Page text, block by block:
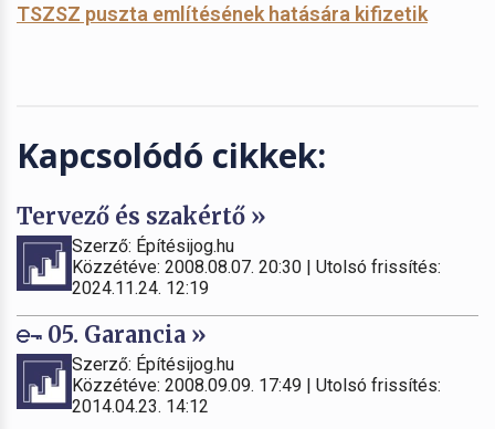
TSZSZ puszta említésének hatására kifizetik
Kapcsolódó cikkek:
Tervező és szakértő »
Szerző: Építésijog.hu
Közzétéve: 2008.08.07. 20:30 | Utolsó frissítés:
2024.11.24. 12:19
05. Garancia »
Szerző: Építésijog.hu
Közzétéve: 2008.09.09. 17:49 | Utolsó frissítés:
2014.04.23. 14:12